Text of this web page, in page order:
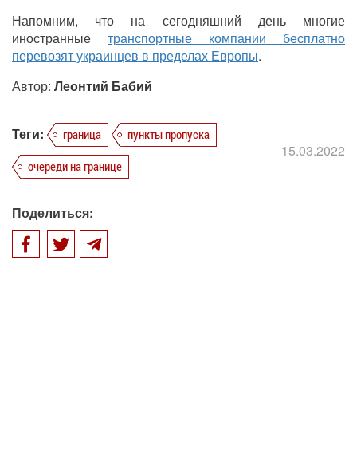
Напомним, что на сегодняшний день многие
иностранные транспортные компании бесплатно
перевозят украинцев в пределах Европы.
Автор: Леонтий Бабий
Теги: граница
пункты пропуска
очереди на границе
15.03.2022
Поделиться: